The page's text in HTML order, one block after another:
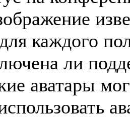
каждого
ли
аватары